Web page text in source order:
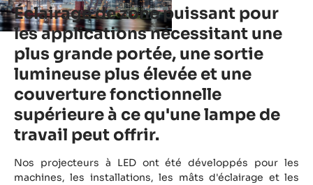
Éclairage de zone puissant pour
les applications nécessitant une
plus grande portée, une sortie
lumineuse plus élevée et une
couverture fonctionnelle
supérieure à ce qu'une lampe de
travail peut offrir.
Nos projecteurs à LED ont été développés pour les
machines, les installations, les mâts d'éclairage et les